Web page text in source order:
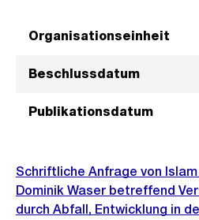
Organisationseinheit
Beschlussdatum
Publikationsdatum
Schriftliche Anfrage von
Dominik Waser betreffend
durch Abfall, Entwicklung in